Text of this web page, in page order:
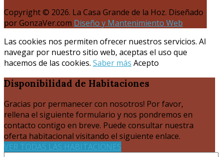
Copyright © 2026. La Casa Grande de la Hoz. Diseñado
por GonzaVer.com Diseño y Mantenimiento Web
Las cookies nos permiten ofrecer nuestros servicios. Al
navegar por nuestro sitio web, aceptas el uso que
hacemos de las cookies. Saber más Acepto
Disponibilidad de Habitaciones
Gracias por permanecer con nosotros! Por favor,
rellena el siguiente formulario y nos pondremos en
contacto contigo en breve. Puede consultar nuestra
oferta habitacional visitando el siguiente enlace.
VER TODAS LAS HABITACIONES